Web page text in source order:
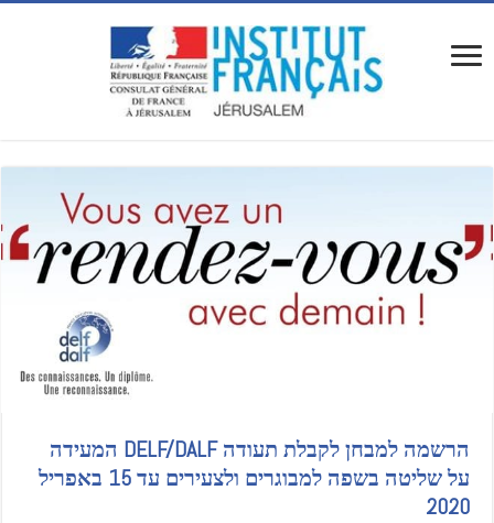
הרשמה למבחן לקבלת תעודה DELF/DALF המעידה
על שליטה בשפה למבוגרים ולצעירים עד 15 באפריל
2020